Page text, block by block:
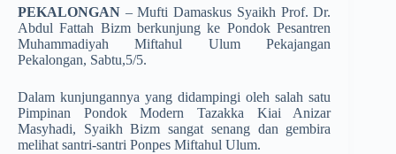
PEKALONGAN – Mufti Damaskus Syaikh Prof. Dr.
Abdul Fattah Bizm berkunjung ke Pondok Pesantren
Muhammadiyah Miftahul Ulum Pekajangan
Pekalongan, Sabtu,5/5.
Dalam kunjungannya yang didampingi oleh salah satu
Pimpinan Pondok Modern Tazakka Kiai Anizar
Masyhadi, Syaikh Bizm sangat senang dan gembira
melihat santri-santri Ponpes Miftahul Ulum.